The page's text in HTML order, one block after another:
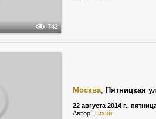
742
Москва, Пятницкая
22 августа 2014 г.,
Автор: Тихий